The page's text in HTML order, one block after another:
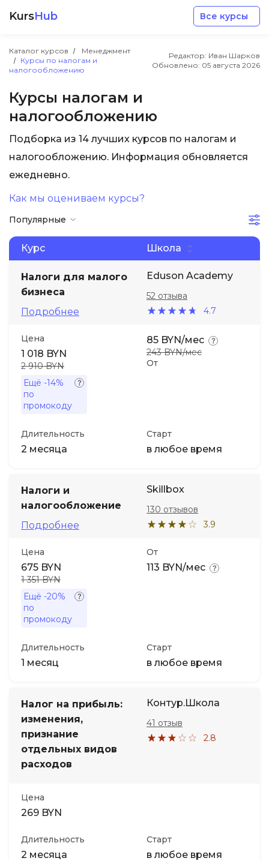
KursHub Все курсы
Каталог курсов
Менеджмент
Курсы по налогам и
налогообложению
Редактор: Иван Шарков
Обновлено: 05 августа 2026
Курсы налогам и
налогообложению
Подборка из 14 лучших курсов по налогам и
налогообложению. Информация обновляется
ежедневно.
Как мы оцениваем курсы?
Популярные
Курс Школа
Налоги для малого
бизнеса
Подробнее
Eduson Academy
4.7
52 отзыва
Цена
1 018 BYN
2 910 BYN
Ещё -14%
по
промокоду
От
85 BYN/мес
243 BYN/мес
Длительность
2 месяца
Старт
в любое время
Налоги и
налогообложение
Подробнее
Skillbox
3.9
130 отзывов
Цена
675 BYN
1 351 BYN
Ещё -20%
по
промокоду
От
113 BYN/мес
Длительность
1 месяц
Старт
в любое время
Налог на прибыль:
изменения,
признание
отдельных видов
расходов
Контур.Школа
2.8
41 отзыв
Цена
269 BYN
Длительность
2 месяца
Старт
в любое время
Маркетинг
Дизайн
Менеджмент
Иностранные языки
ДПО
Детям
Акции и промокоды